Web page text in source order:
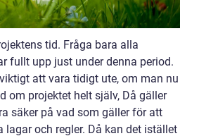
tid. Fråga bara alla
fullt upp just under denna period.
att vara tidigt ute, om man nu
om projektet helt själv, Då gäller
säker på vad som gäller för att
lagar och regler. Då kan det istället